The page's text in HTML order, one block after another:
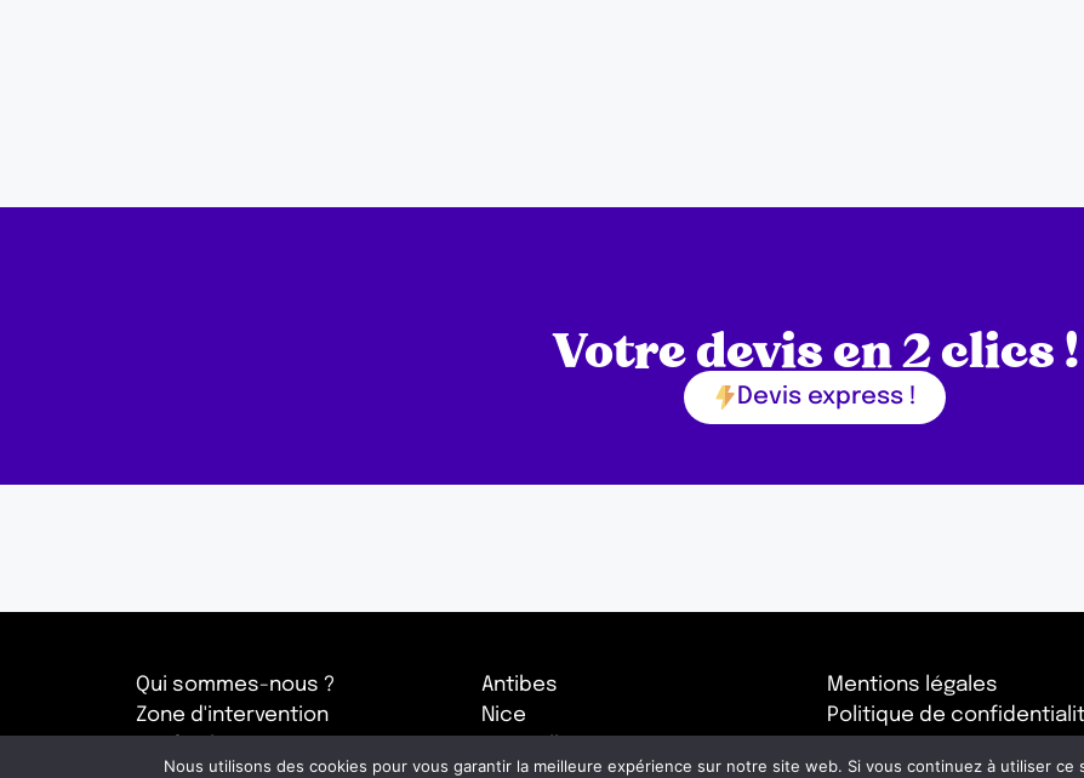
Votre devis en 2 clics !
Devis express !
Qui sommes-nous ?
Zone d'intervention
Antibes
Nice
Mentions légales
Politique de
Nous utilisons des cookies pour vous garantir la meilleure expérience sur notre site web. Si vous continuez à utiliser